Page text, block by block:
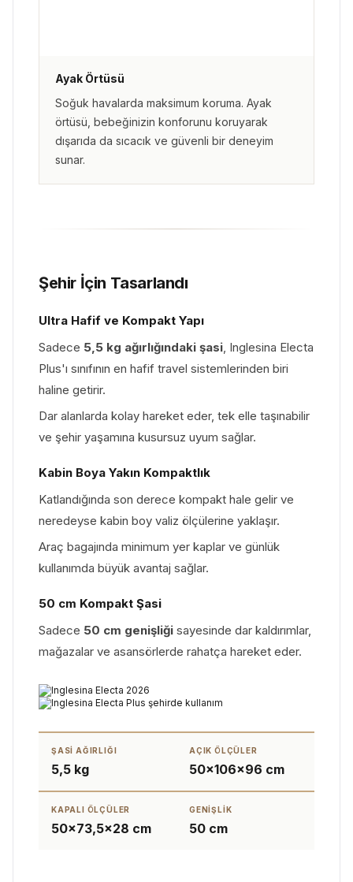
Ayak Örtüsü
Soğuk havalarda maksimum koruma. Ayak
örtüsü, bebeğinizin konforunu koruyarak
dışarıda da sıcacık ve güvenli bir deneyim
sunar.
Şehir İçin Tasarlandı
Ultra Hafif ve Kompakt Yapı
Sadece 5,5 kg ağırlığındaki şasi, Inglesina Electa
Plus'ı sınıfının en hafif travel sistemlerinden biri
haline getirir.
Dar alanlarda kolay hareket eder, tek elle taşınabilir
ve şehir yaşamına kusursuz uyum sağlar.
Kabin Boya Yakın Kompaktlık
Katlandığında son derece kompakt hale gelir ve
neredeyse kabin boy valiz ölçülerine yaklaşır.
Araç bagajında minimum yer kaplar ve günlük
kullanımda büyük avantaj sağlar.
50 cm Kompakt Şasi
Sadece 50 cm genişliği sayesinde dar kaldırımlar,
mağazalar ve asansörlerde rahatça hareket eder.
ŞASI AĞIRLIĞI
5,5 kg
AÇIK ÖLÇÜLER
50×106×96 cm
KAPALI ÖLÇÜLER
50×73,5×28 cm
GENIŞLIK
50 cm